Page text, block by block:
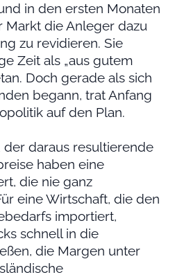
in den ersten Monaten
Markt die Anleger dazu
zu revidieren. Sie
Zeit als „aus gutem
Doch gerade als sich
begann, trat Anfang
auf den Plan.
daraus resultierende
haben eine
die nie ganz
eine Wirtschaft, die den
importiert,
schnell in die
die Margen unter